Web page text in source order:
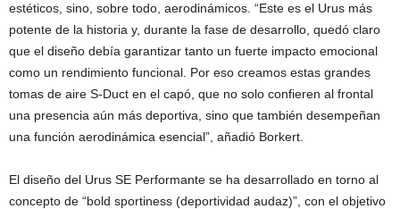
estéticos, sino, sobre todo, aerodinámicos. “Este es el Urus más
potente de la historia y, durante la fase de desarrollo, quedó claro
que el diseño debía garantizar tanto un fuerte impacto emocional
como un rendimiento funcional. Por eso creamos estas grandes
tomas de aire S-Duct en el capó, que no solo confieren al frontal
una presencia aún más deportiva, sino que también desempeñan
una función aerodinámica esencial”, añadió Borkert.
El diseño del Urus SE Performante se ha desarrollado en torno al
concepto de “bold sportiness (deportividad audaz)”, con el objetivo